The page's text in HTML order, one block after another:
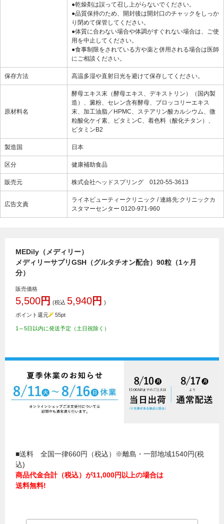
●乾燥剤は誤って召し上がらないでください。
●品質保持のため、開封後は開封口のチャックをしっか
り閉めて保管してください。
●体質に合わない場合や体調がすぐれない場合は、ご使
用を中止してください。
●食事制限をされている方や薬と併用される場合は医師
にご相談ください。
保存方法 高温多湿や直射日光を避けて保存してください。
原材料名
酵母エキス末（酵母エキス、デキストリン）（国内製
造）、澱粉、セレン含有酵母、ブロッコリーエキス
末、加工油脂／HPMC、ステアリン酸カルシウム、微
粒酸化ケイ素、ビタミンC、着色料（酸化チタン）、
ビタミンB2
製造国 日本
区分 健康補助食品
販売元 株式会社ヘッドスプリング 0120-55-3613
広告文責
ライネビューティークリニック / 連絡先:クリニックカ
スタマーセンター 0120-971-960
MEDily（メディリー）
メディリーサプリGSH（グルタチオン配合）90粒（1ヶ月
分）
販売価格
5,500円 (税込 5,940円 )
ポイント還元 55pt
1～5日以内に発送予定（土日祝除く）
■送料 全国一律660円（税込）※離島・一部地域1540円(税
込)
商品代金合計（税込）が11,000円以上の場合は
送料無料!